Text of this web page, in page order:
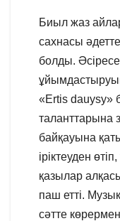
Биыл жаз
сахнасы
болды.
«Ertis dauysy»
таланттарына
байқауына
іріктеуден
қазылар
паш етті.
сәтте